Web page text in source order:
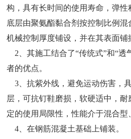
构，具有长时间的使用寿命，弹性
底层由聚氨酯黏合剂按控制比例
机械控制厚度铺设，并在其表面铺
2、其施工结合了“传统式”和“透
者的优点。
3、抗紫外线，避免运动伤害，
层，可抗钉鞋磨损，软硬适中，
定的使用局限性，性能介于混合型
4、在钢筋混凝土基础上铺装。